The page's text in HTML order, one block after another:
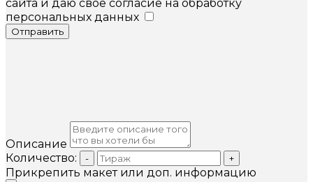
сайта и даю свое согласие на обработку
персональных данных
Отправить
Описание
Количество:
- +
Прикрепить макет или доп. информацию